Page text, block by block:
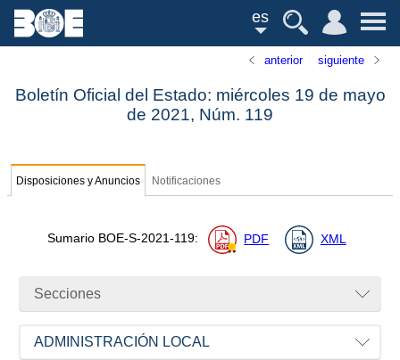
es
anterior siguiente
Boletín Oficial del Estado: miércoles 19 de mayo
de 2021, Núm. 119
Disposiciones y Anuncios Notificaciones
Sumario BOE-S-2021-119: PDF XML
Secciones
ADMINISTRACIÓN LOCAL